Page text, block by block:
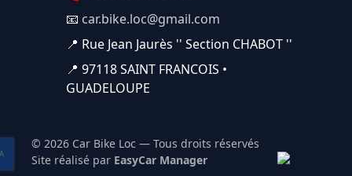
📧 car.bike.loc@gmail.com
📍 Rue Jean Jaurès '' Section CHABOT ''
📍 97118 SAINT FRANCOIS •
GUADELOUPE
© 2026 Car Bike Loc — Tous droits réservés
Site réalisé par EasyCar Manager